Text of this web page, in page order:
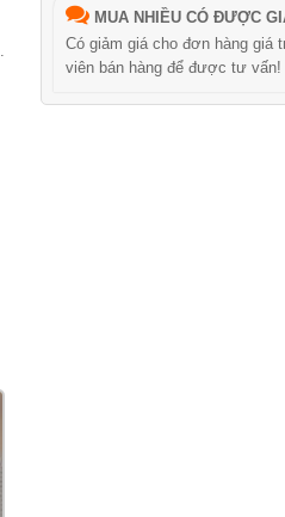
MUA NHIỀU CÓ ĐƯỢC
Có giảm giá cho đơn hàng giá
viên bán hàng để được tư vấn!